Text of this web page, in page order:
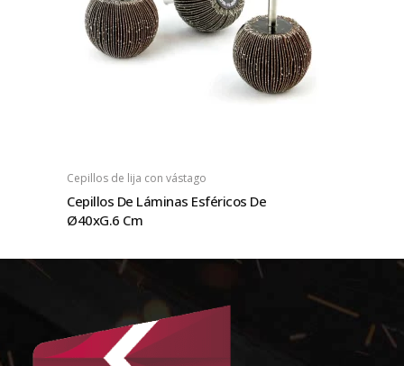
Cepillos de lija con vástago
Cepillos De Láminas Esféricos De
Ø40xG.6 Cm